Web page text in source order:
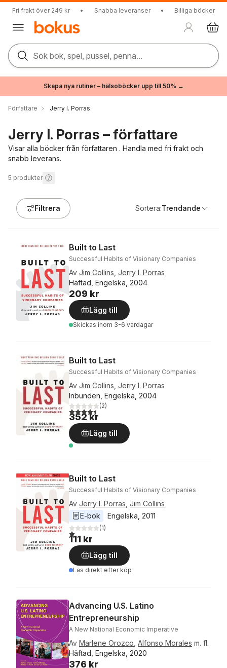
Fri frakt över 249 kr • Snabba leveranser • Billiga böcker
Sök bok, spel, pussel, penna...
Skapa nya rutiner – hälsoböcker upp till 50% →
Författare Jerry I. Porras
Jerry I. Porras – författare
Visar alla böcker från författaren . Handla med fri frakt och
snabb leverans.
5 produkter
Filtrera Sortera:Trendande
Built to Last
Successful Habits of Visionary Companies
Av Jim Collins Jerry I. Porras
Häftad, Engelska, 2004
209 kr
Lägg till
Skickas inom 3-6 vardagar
Built to Last
Successful Habits of Visionary Companies
Av Jim Collins Jerry I. Porras
Inbunden, Engelska, 2004
4,5utav 5 stjärnor. Totalt antal röster:
(2)
352 kr
Lägg till
Built to Last
Successful Habits of Visionary Companies
Av Jerry I. Porras Jim Collins
E-bok
Engelska 2011
1,0utav 5 stjärnor. Totalt antal röster:
(1)
111 kr
Lägg till
Läs direkt efter köp
Advancing U.S. Latino
Entrepreneurship
A New National Economic Imperative
Av Marlene Orozco Alfonso Morales m. fl.
Häftad, Engelska, 2020
376 kr